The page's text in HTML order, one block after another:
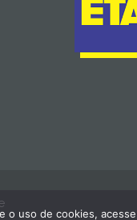
uso de cookies,